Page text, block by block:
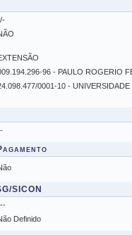
96 - PAULO ROGERIO
0001-10 -
SICON
Definido